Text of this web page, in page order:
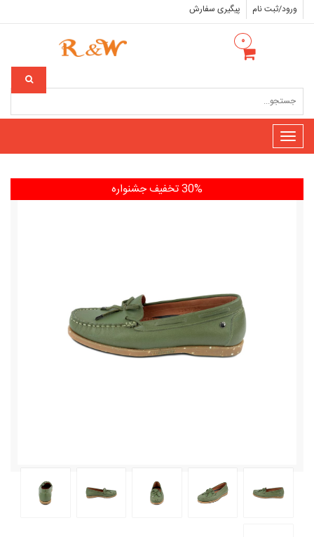
ورود/ثبت نام پیگیری سفارش
۰
Toggle
navigation
30% تخفیف جشنواره